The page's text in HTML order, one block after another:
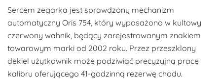
Sercem zegarka jest sprawdzony mechanizm
automatyczny Oris 754, który wyposażono w kultowy
czerwony wahnik, będący zarejestrowanym znakiem
towarowym marki od 2002 roku. Przez przeszklony
dekiel użytkownik może podziwiać precyzyjną pracę
kalibru oferującego 41-godzinną rezerwę chodu.